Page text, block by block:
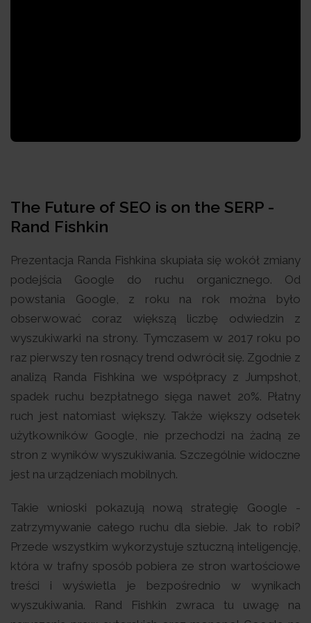
The Future of SEO is on the SERP -
Rand Fishkin
Prezentacja Randa Fishkina skupiała się wokół zmiany
podejścia Google do ruchu organicznego. Od
powstania Google, z roku na rok można było
obserwować coraz większą liczbę odwiedzin z
wyszukiwarki na strony. Tymczasem w 2017 roku po
raz pierwszy ten rosnący trend odwrócił się. Zgodnie z
analizą Randa Fishkina we współpracy z Jumpshot,
spadek ruchu bezpłatnego sięga nawet 20%. Płatny
ruch jest natomiast większy. Także większy odsetek
użytkowników Google, nie przechodzi na żadną ze
stron z wyników wyszukiwania. Szczególnie widoczne
jest na urządzeniach mobilnych.
Takie wnioski pokazują nową strategię Google -
zatrzymywanie całego ruchu dla siebie. Jak to robi?
Przede wszystkim wykorzystuje sztuczną inteligencję,
która w trafny sposób pobiera ze stron wartościowe
treści i wyświetla je bezpośrednio w wynikach
wyszukiwania. Rand Fishkin zwraca tu uwagę na